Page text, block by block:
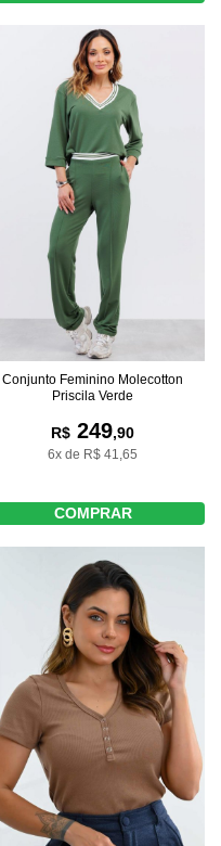
Conjunto Feminino Molecotton
Priscila Verde
R$ 249,90
6x de R$ 41,65
COMPRAR